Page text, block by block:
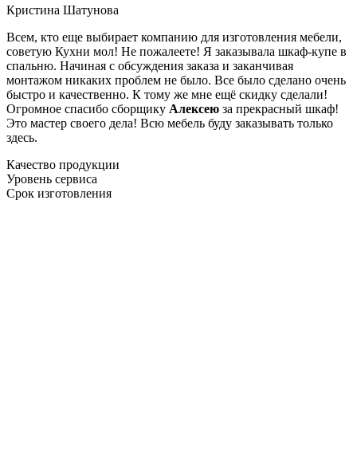
Кристина Шатунова
Всем, кто еще выбирает компанию для изготовления мебели,
советую Кухни мол! Не пожалеете! Я заказывала шкаф-купе в
спальню. Начиная с обсуждения заказа и заканчивая
монтажом никаких проблем не было. Все было сделано очень
быстро и качественно. К тому же мне ещё скидку сделали!
Огромное спасибо сборщику Алексею за прекрасный шкаф!
Это мастер своего дела! Всю мебель буду заказывать только
здесь.
Качество продукции
Уровень сервиса
Срок изготовления